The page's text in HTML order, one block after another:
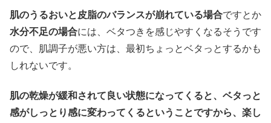
肌のうるおいと皮脂のバランスが崩れている場合ですとか
水分不足の場合には、ベタつきを感じやすくなるそうです
ので、肌調子が悪い方は、最初ちょっとベタっとするかも
しれないです。
肌の乾燥が緩和されて良い状態になってくると、ベタっと
感がしっとり感に変わってくるということですから、楽し